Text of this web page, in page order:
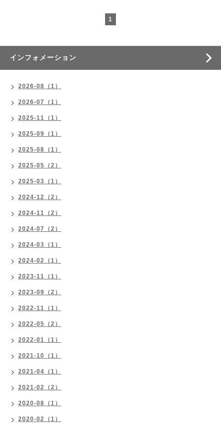
1
インフォメーション
2026-08（1）
2026-07（1）
2025-11（1）
2025-09（1）
2025-08（1）
2025-05（2）
2025-03（1）
2024-12（2）
2024-11（2）
2024-07（2）
2024-03（1）
2024-02（1）
2023-11（1）
2023-09（2）
2022-11（1）
2022-05（2）
2022-01（1）
2021-10（1）
2021-04（1）
2021-02（2）
2020-08（1）
2020-02（1）